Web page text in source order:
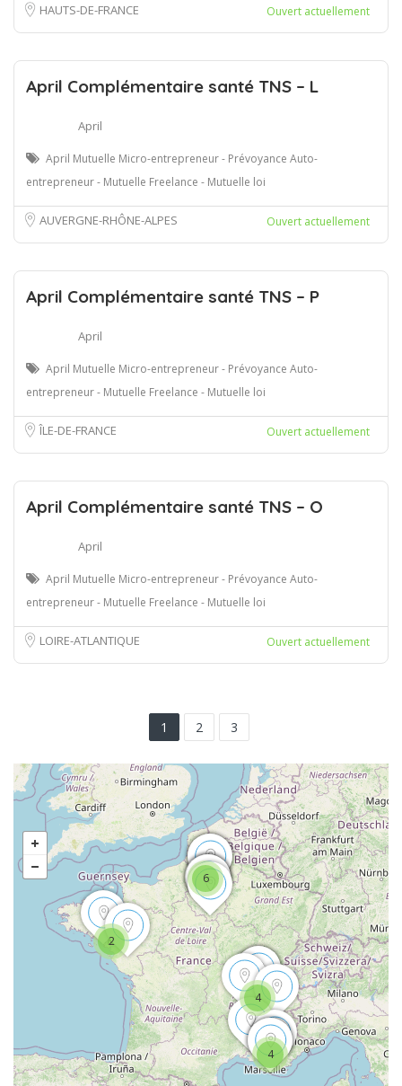
HAUTS-DE-FRANCE Ouvert actuellement
April Complémentaire santé TNS – L
April
April Mutuelle Micro-entrepreneur - Prévoyance Auto-
entrepreneur - Mutuelle Freelance - Mutuelle loi
AUVERGNE-RHÔNE-ALPES Ouvert actuellement
April Complémentaire santé TNS – P
April
April Mutuelle Micro-entrepreneur - Prévoyance Auto-
entrepreneur - Mutuelle Freelance - Mutuelle loi
ÎLE-DE-FRANCE Ouvert actuellement
April Complémentaire santé TNS – O
April
April Mutuelle Micro-entrepreneur - Prévoyance Auto-
entrepreneur - Mutuelle Freelance - Mutuelle loi
LOIRE-ATLANTIQUE Ouvert actuellement
1 2 3
4
2
4
6